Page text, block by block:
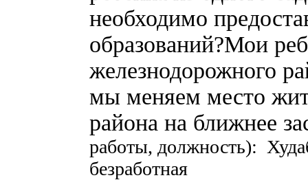
необходимо
образований?Мои
железнодорожного
мы меняем место
района на ближнее
работы, должность):
безработная